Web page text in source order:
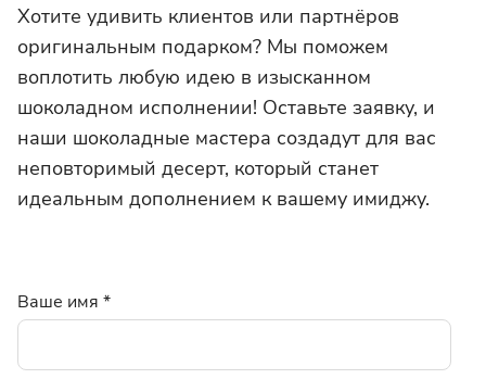
Хотите удивить клиентов или партнёров
оригинальным подарком? Мы поможем
воплотить любую идею в изысканном
шоколадном исполнении! Оставьте заявку, и
наши шоколадные мастера создадут для вас
неповторимый десерт, который станет
идеальным дополнением к вашему имиджу.
Ваше имя *